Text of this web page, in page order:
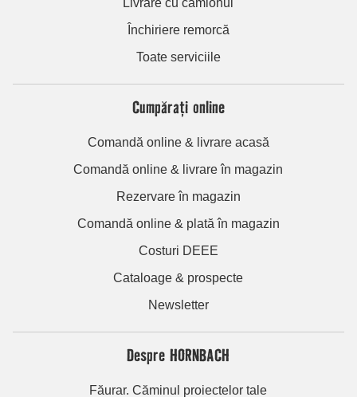
Livrare cu camionul
Închiriere remorcă
Toate serviciile
Cumpărați online
Comandă online & livrare acasă
Comandă online & livrare în magazin
Rezervare în magazin
Comandă online & plată în magazin
Costuri DEEE
Cataloage & prospecte
Newsletter
Despre HORNBACH
Făurar. Căminul proiectelor tale